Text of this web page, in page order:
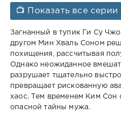
📺 Показать все серии
Загнанный в тупик Ги Су
другом Мин Хваль Соном
похищения, рассчитывая
Однако неожиданное
разрушает тщательно
превращает рискованную
хаос. Тем временем Ким Сон
опасной тайны мужа.